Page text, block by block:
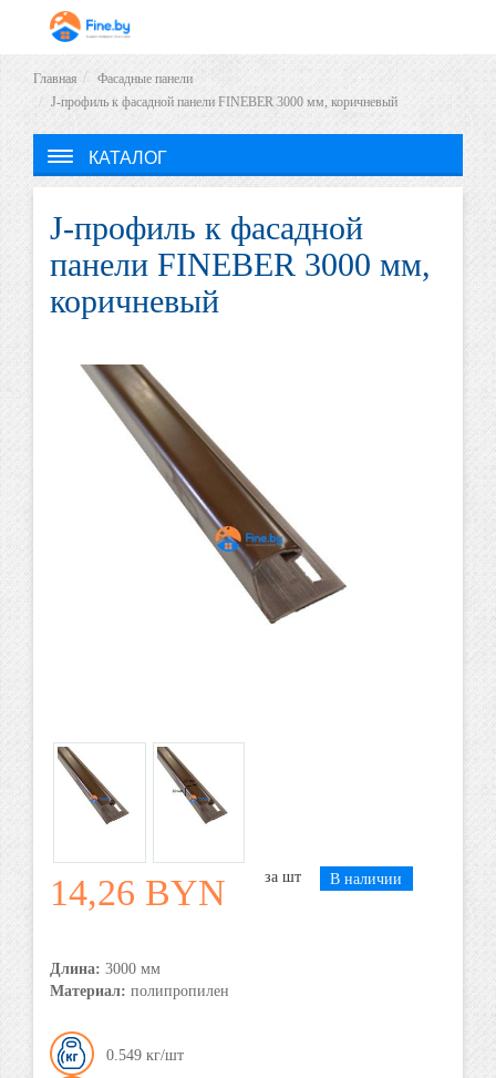
Главная
Фасадные панели
J-профиль к фасадной панели FINEBER 3000 мм, коричневый
КАТАЛОГ
J-профиль к фасадной
панели FINEBER 3000 мм,
коричневый
14,26 BYN шт В наличии
Длина: 3000 мм
Материал: полипропилен
0.549